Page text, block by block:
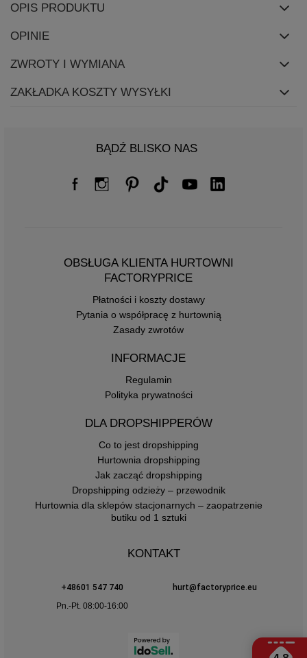
OPIS PRODUKTU
OPINIE
ZWROTY I WYMIANA
ZAKŁADKA KOSZTY WYSYŁKI
BĄDŹ BLISKO NAS
OBSŁUGA KLIENTA HURTOWNI
FACTORYPRICE
Płatności i koszty dostawy
Pytania o współpracę z hurtownią
Zasady zwrotów
INFORMACJE
Regulamin
Polityka prywatności
DLA DROPSHIPPERÓW
Co to jest dropshipping
Hurtownia dropshipping
Jak zacząć dropshipping
Dropshipping odzieży – przewodnik
Hurtownia dla sklepów stacjonarnych – zaopatrzenie
butiku od 1 sztuki
KONTAKT
+48601 547 740
hurt@factoryprice.eu
Pn.-Pt. 08:00-16:00